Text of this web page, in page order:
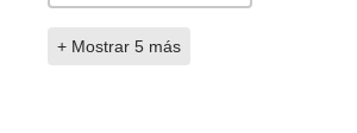
+ Mostrar 5 más